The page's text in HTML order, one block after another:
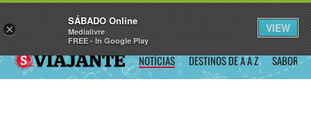
Sábado Assine Iniciar Sessão
SÁBADO VIAJANTE NOTÍCIAS DESTINOS DE A A Z SABORES
×
SÁBADO Online
Medialivre
FREE - In Google Play
VIEW